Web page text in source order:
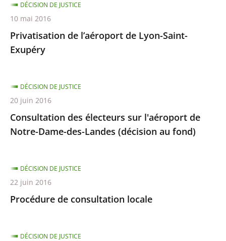
Privatisation de l’aéroport de Lyon-Saint-
Exupéry
DÉCISION DE JUSTICE
10 mai 2016
Consultation des électeurs sur l'aéroport de
Notre-Dame-des-Landes (décision au fond)
DÉCISION DE JUSTICE
20 juin 2016
Procédure de consultation locale
DÉCISION DE JUSTICE
22 juin 2016
DÉCISION DE JUSTICE